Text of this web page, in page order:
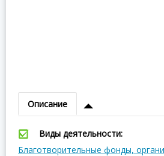
Описание
Виды деятельности:
Благотворительные фонды,